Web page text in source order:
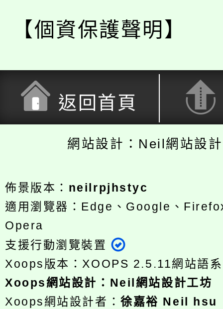
【個資保護聲明】
返回首頁
網站設計：Neil網站設
佈景版本： neilrpjhstyc
適用瀏覽器：Edge、Google、
Opera
支援行動瀏覽裝置
Xoops版本：XOOPS 2.5.11網站語
Xoops網站設計 ： Neil網站設計工坊
Xoops網站設計者：徐嘉裕 Neil hsu